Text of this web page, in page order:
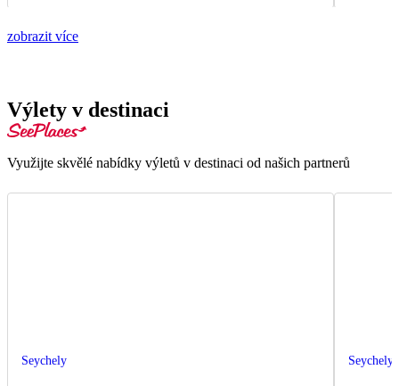
zobrazit více
Výlety v destinaci
Využijte skvělé nabídky výletů v destinaci od našich partnerů
Seychely Seychely